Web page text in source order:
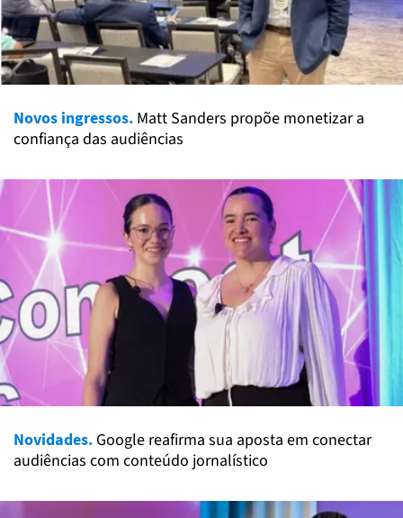
Novos ingressos. Matt Sanders propõe monetizar a
confiança das audiências
Novidades. Google reafirma sua aposta em conectar
audiências com conteúdo jornalístico